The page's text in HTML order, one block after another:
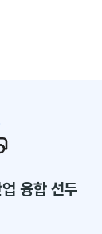
융합 선두